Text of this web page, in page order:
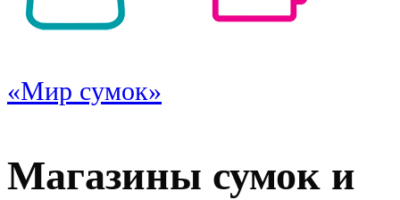
«Мир сумок»
Магазины сумок и